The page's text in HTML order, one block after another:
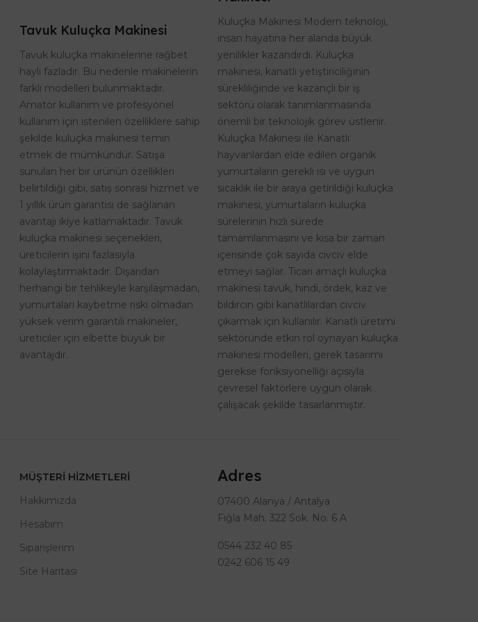
Tavuk Kuluçka Makinesi
Tavuk kuluçka makinelerine rağbet
hayli fazladır. Bu nedenle makinelerin
farklı modelleri bulunmaktadır.
Amatör kullanım ve profesyonel
kullanım için istenilen özelliklere sahip
şekilde kuluçka makinesi temin
etmek de mümkündür. Satışa
sunulan her bir ürünün özellikleri
belirtildiği gibi, satış sonrası hizmet ve
1 yıllık ürün garantisi de sağlanan
avantajı ikiye katlamaktadır. Tavuk
kuluçka makinesi seçenekleri,
üreticilerin işini fazlasıyla
kolaylaştırmaktadır. Dışarıdan
herhangi bir tehlikeyle karşılaşmadan,
yumurtaları kaybetme riski olmadan
yüksek verim garantili makineler,
üreticiler için elbette büyük bir
avantajdır.
Kuluçka Makinesi Modern teknoloji,
insan hayatına her alanda büyük
yenilikler kazandırdı. Kuluçka
makinesi, kanatlı yetiştiriciliğinin
sürekliliğinde ve kazançlı bir iş
sektörü olarak tanımlanmasında
önemli bir teknolojik görev üstlenir.
Kuluçka Makinesi ile Kanatlı
hayvanlardan elde edilen organik
yumurtaların gerekli ısı ve uygun
sıcaklık ile bir araya getirildiği kuluçka
makinesi, yumurtaların kuluçka
sürelerinin hızlı sürede
tamamlanmasını ve kısa bir zaman
içerisinde çok sayıda civciv elde
etmeyi sağlar. Ticari amaçlı kuluçka
makinesi tavuk, hindi, ördek, kaz ve
bıldırcın gibi kanatlılardan civciv
çıkarmak için kullanılır. Kanatlı üretimi
sektöründe etkin rol oynayan kuluçka
makinesi modelleri, gerek tasarımı
gerekse fonksiyonelliği açısıyla
çevresel faktörlere uygun olarak
çalışacak şekilde tasarlanmıştır.
MÜŞTERI HIZMETLERI
Hakkımızda
Hesabım
Siparişlerim
Site Haritası
Adres
07400 Alanya / Antalya
Fığla Mah. 322 Sok. No. 6 A
0544 232 40 85
0242 606 15 49